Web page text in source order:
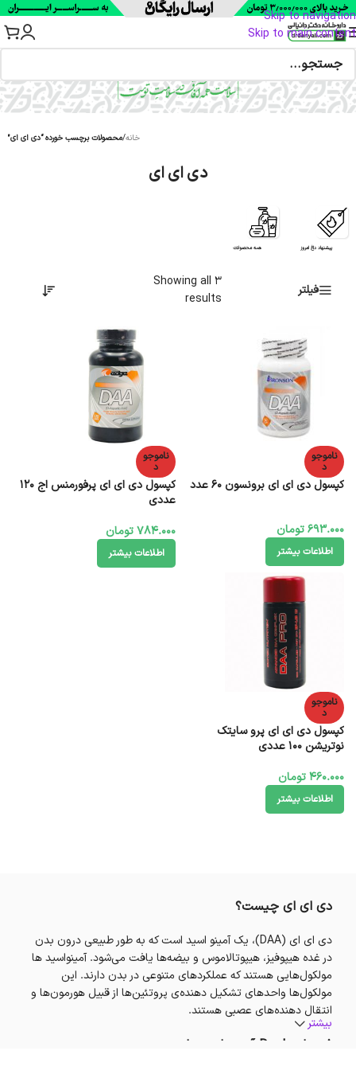
Skip to navigation
Skip to main content
دی ای ای
خانه/محصولات برچسب خورده “دی ای ای”
پیشنهاد داغ امروز همه محصولات
فیلتر
Showing all 3
results
ناموجو
د
کپسول دی ای ای برونسون 60 عدد
693.000تومان
اطلاعات بیشتر
ناموجو
د
کپسول دی ای ای پرفورمنس اج 120
عددی
784.000تومان
اطلاعات بیشتر
ناموجو
د
کپسول دی ای ای پرو سایتک
نوتریشن 100 عددی
460.000تومان
اطلاعات بیشتر
دی ای ای چیست؟
دی ای ای (DAA)، یک آمینو اسید است که به طور طبیعی درون بدن
در غده هیپوفیز، هیپوتالاموس و بیضه‌ها یافت می‌شود. آمینواسید ها
مولکول‌هایی هستند که عملکردهای متنوعی در بدن دارند. این
مولکول‌ها واحدهای تشکیل دهنده‌ی پروتئین‌ها از قبیل هورمون‌ها و
انتقال دهنده‌های عصبی هستند.
فرم‌های L و D آمینو اسیدها
بیشتر